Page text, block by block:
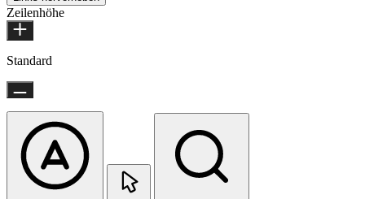
Zeilenhöhe
Standard